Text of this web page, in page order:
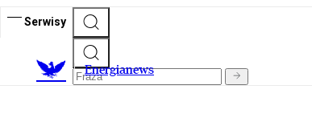
Serwisy
Energianews